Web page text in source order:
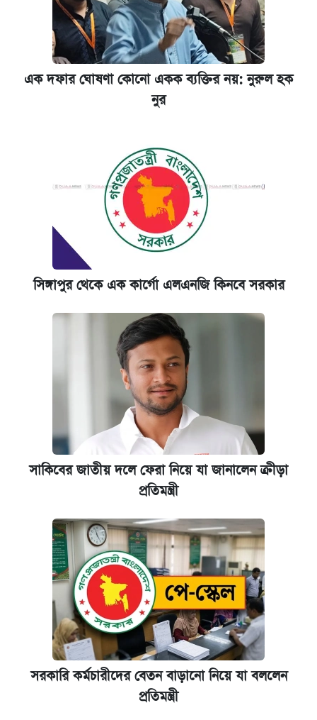
এক দফার ঘোষণা কোনো একক ব্যক্তির নয়: নুরুল হক
নুর
সিঙ্গাপুর থেকে এক কার্গো এলএনজি কিনবে সরকার
সাকিবের জাতীয় দলে ফেরা নিয়ে যা জানালেন ক্রীড়া
প্রতিমন্ত্রী
সরকারি কর্মচারীদের বেতন বাড়ানো নিয়ে যা বললেন
প্রতিমন্ত্রী